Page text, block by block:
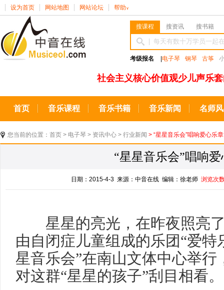
设为首页 网站地图 网站论坛 帮助 ∨
搜课程 搜资讯 搜书籍
考级报名 电子琴 钢琴 古筝
社会主义核心价值观少儿声乐
首页 音乐课程 音乐书籍 音乐新闻 名师
您当前的位置： 首页 > 电子琴 > 资讯中心 > 行业新闻 > “星星音乐会”唱响爱心乐章
“星星音乐会”唱响
日期：2015-4-3 来源：中音在线 编辑：徐老师 浏览次
星星的亮光，在昨夜照亮了
由自闭症儿童组成的乐团“爱特
星音乐会”在南山文体中心举行
对这群“星星的孩子”刮目相看。